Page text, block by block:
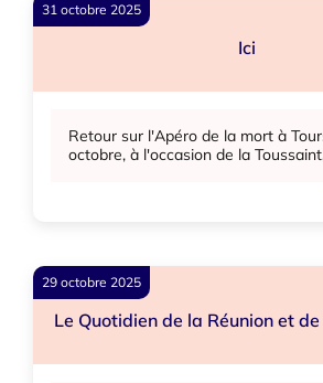
31 octobre 2025
Ici
Retour sur l'Apéro de la mort à
octobre, à l'occasion de la
29 octobre 2025
Le Quotidien de la Réunion et